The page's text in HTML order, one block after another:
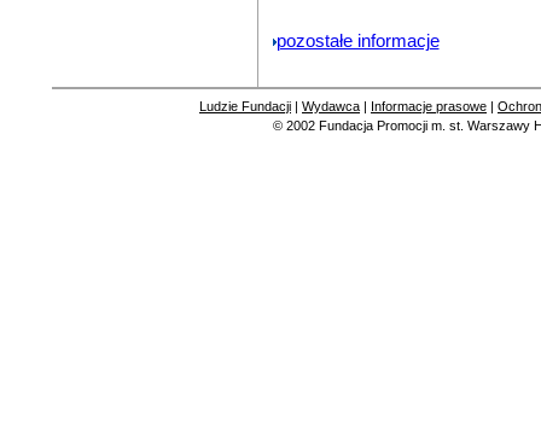
pozostałe informacje
Ludzie Fundacji | Wydawca | Informacje prasowe |
© 2002 Fundacja Promocji m. st. Warszawy